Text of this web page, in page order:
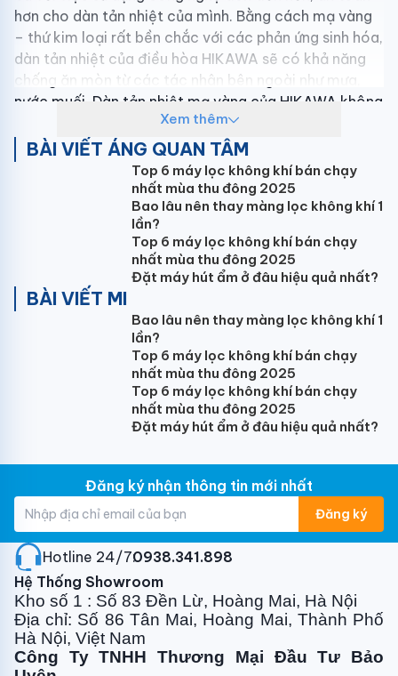
hơn cho dàn tản nhiệt của mình. Bằng cách mạ vàng
– thứ kim loại rất bền chắc với các phản ứng sinh hóa,
dàn tản nhiệt của điều hòa HIKAWA sẽ có khả năng
chống ăn mòn từ các tác nhân bên ngoài như mưa,
nước muối. Dàn tản nhiệt mạ vàng của HIKAWA không
chỉ gia tăng tuổi thọ, hiệu suất hoạt động, công nghệ
vượt trội này còn tăng khả năng làm lạnh nhanh cũng
như tạo được lớp bảo vệ kháng khuẩn, ngăn chặn sự
sinh sôi của các vi khuẩn có hại.
HỘP CHỐNG CHÁY ĐIỆN TỬ
Đưa đến sự an tâm khi sử dụng cho khách hàng,
HIKAWA tích hợp hệ thống chống cháy điện tử, điều
khiển hoạt động của máy điều hòa, đảm bảo an toàn
khi chất làm lạnh bị rò rỉ.
CÔNG NGHỆ XANH
Chế độ Eco là tính năng tiết kiệm điện năng và nó
cũng là một trong nhữngchế độ giúp sử dụng máy
lạnh tiết kiệm . Khi bật chế độ Eco, máy lạnh của bạn
sẽ tự động làm mát nhưng vẫn tối ưu điện năng. Cứ
Xem thêm
BÀI VIẾT ÁNG QUAN TÂM
Top 6 máy lọc không khí bán chạy
nhất mùa thu đông 2025
Bao lâu nên thay màng lọc không khí 1
lần?
Top 6 máy lọc không khí bán chạy
nhất mùa thu đông 2025
Đặt máy hút ẩm ở đâu hiệu quả nhất?
BÀI VIẾT MI
Bao lâu nên thay màng lọc không khí 1
lần?
Top 6 máy lọc không khí bán chạy
nhất mùa thu đông 2025
Top 6 máy lọc không khí bán chạy
nhất mùa thu đông 2025
Đặt máy hút ẩm ở đâu hiệu quả nhất?
Đăng ký nhận thông tin mới nhất
Đăng ký
Hotline 24/7:0938.341.898
Hệ Thống Showroom
Kho số 1 : Số 83 Đền Lừ, Hoàng Mai, Hà Nội
Địa chỉ: Số 86 Tân Mai, Hoàng Mai, Thành Phố
Hà Nội, Việt Nam
Công Ty TNHH Thương Mại Đầu Tư Bảo